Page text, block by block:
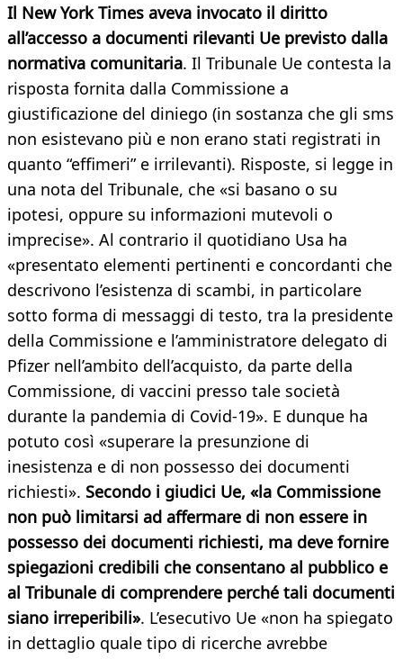
Il New York Times aveva invocato il diritto
all’accesso a documenti rilevanti Ue previsto dalla
normativa comunitaria. Il Tribunale Ue contesta la
risposta fornita dalla Commissione a
giustificazione del diniego (in sostanza che gli sms
non esistevano più e non erano stati registrati in
quanto “effimeri” e irrilevanti). Risposte, si legge in
una nota del Tribunale, che «si basano o su
ipotesi, oppure su informazioni mutevoli o
imprecise». Al contrario il quotidiano Usa ha
«presentato elementi pertinenti e concordanti che
descrivono l’esistenza di scambi, in particolare
sotto forma di messaggi di testo, tra la presidente
della Commissione e l’amministratore delegato di
Pfizer nell’ambito dell’acquisto, da parte della
Commissione, di vaccini presso tale società
durante la pandemia di Covid-19». E dunque ha
potuto così «superare la presunzione di
inesistenza e di non possesso dei documenti
richiesti». Secondo i giudici Ue, «la Commissione
non può limitarsi ad affermare di non essere in
possesso dei documenti richiesti, ma deve fornire
spiegazioni credibili che consentano al pubblico e
al Tribunale di comprendere perché tali documenti
siano irreperibili». L’esecutivo Ue «non ha spiegato
in dettaglio quale tipo di ricerche avrebbe